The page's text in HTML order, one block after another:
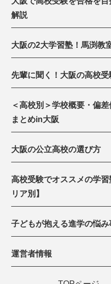
解説
大阪の2大学習塾！馬渕教
先輩に聞く！大阪の高校
＜高校別＞学校概要・偏
まとめin大阪
大阪の公立高校の選び方
高校受験でオススメの学
リア別】
子どもが抱える進学の悩み
運営者情報